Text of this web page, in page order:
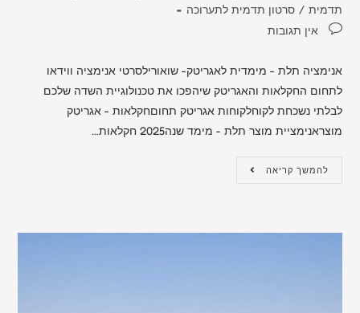
תדמית / סרטון תדמית לתערוכה
אין תגובות
אנימציה תלת - מימדית לאגריטק- שואורילסרטי אנימציה ווידאו
לתחום החקלאות והאגריטק שיהפכו את טכנולוגיית השדה שלכם
לבלתי נשכחת לקוחלקוחות אגריטק תחוםחקלאות - אגריטק
מוצראנימציית מוצר תלת - מימד שנה2025 חקלאות…
להמשך קריאה